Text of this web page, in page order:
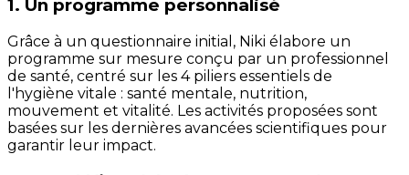
1. Un programme personnalisé
Grâce à un questionnaire initial, Niki élabore un
programme sur mesure conçu par un professionnel
de santé, centré sur les 4 piliers essentiels de
l'hygiène vitale : santé mentale, nutrition,
mouvement et vitalité. Les activités proposées sont
basées sur les dernières avancées scientifiques pour
garantir leur impact.